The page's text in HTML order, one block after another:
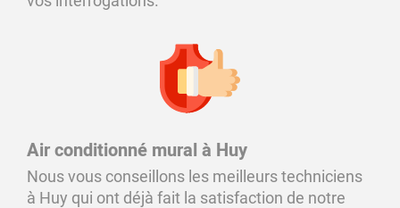
Air conditionné mural à Huy
Nous vous conseillons les meilleurs techniciens
à Huy qui ont déjà fait la satisfaction de notre